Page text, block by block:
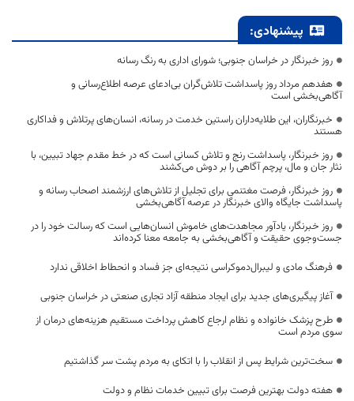
پیشنهادی:
روز خبرنگار در خراسان جنوبی؛ شورای اداری به رنگ رسانه
هفدهم مرداد روز پاسداشت تلاش‌گران بی‌ادعای عرصه اطلاع‌رسانی و
آگاهی‌بخشی است
خبرنگاران، این طلایه‌داران راستین خدمت در رسانه، انسان‌های پرتلاش و فداکاری
هستند
روز خبرنگار، پاسداشت رنج و تلاش کسانی است که در خط مقدم جهاد تبیین، با
نثار جان و مال، پرچم آگاهی را بر دوش می‌کشند
روز خبرنگار، فرصت مغتنمی برای تجلیل از تلاش‌های ارزشمند اصحاب رسانه و
پاسداشت جایگاه والای خبرنگار در عرصه آگاهی‌بخشی
روز خبرنگار، یادآور مجاهدت‌های خاموش انسان‌هایی است که رسالت خود را در
جست‌وجوی حقیقت و آگاهی‌بخشی به جامعه معنا کرده‌اند
فرهنگ مادی و لیبرال‌دموکراسی نتیجه‌ای جز فساد و انحطاط اخلاقی ندارد
آغاز پیگیری‌های جدید برای ایجاد منطقه آزاد تجاری صنعتی در خراسان جنوبی
طرح پزشک خانواده و نظام ارجاع کاهش پرداخت مستقیم هزینه‌های درمان از
سوی مردم است
سخت‌ترین شرایط پس از انقلاب را با اتکای به مردم پشت سر گذاشتیم
هفته دولت بهترین فرصت برای تبیین خدمات نظام و دولت